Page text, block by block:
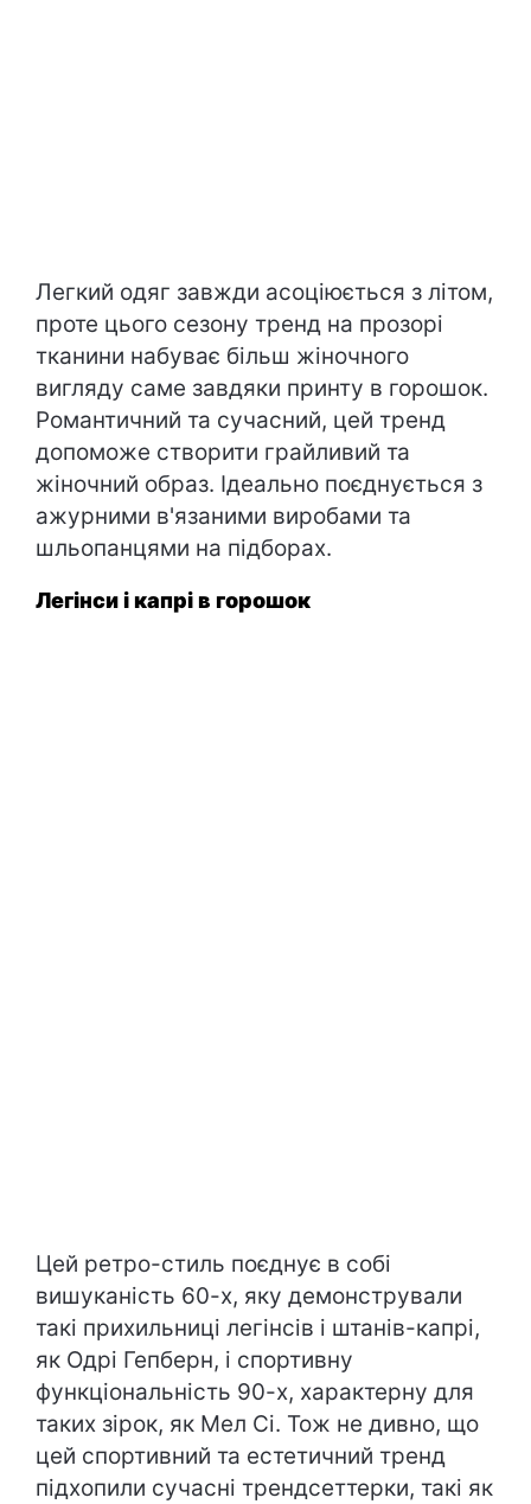
Легкий одяг завжди асоціюється з літом,
проте цього сезону тренд на прозорі
тканини набуває більш жіночного
вигляду саме завдяки принту в горошок.
Романтичний та сучасний, цей тренд
допоможе створити грайливий та
жіночний образ. Ідеально поєднується з
ажурними в'язаними виробами та
шльопанцями на підборах.
Легінси і капрі в горошок
Цей ретро-стиль поєднує в собі
вишуканість 60-х, яку демонстрували
такі прихильниці легінсів і штанів-капрі,
як Одрі Гепберн, і спортивну
функціональність 90-х, характерну для
таких зірок, як Мел Сі. Тож не дивно, що
цей спортивний та естетичний тренд
підхопили сучасні трендсеттерки, такі як